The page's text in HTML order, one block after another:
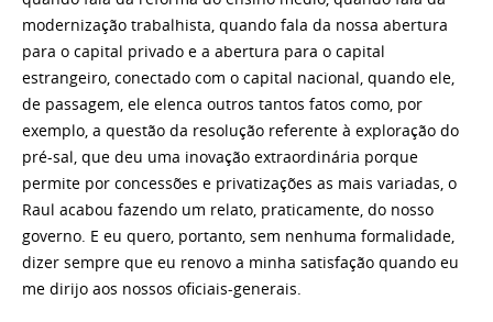
modernização trabalhista, quando fala da nossa abertura
para o capital privado e a abertura para o capital
estrangeiro, conectado com o capital nacional, quando ele,
de passagem, ele elenca outros tantos fatos como, por
exemplo, a questão da resolução referente à exploração do
pré-sal, que deu uma inovação extraordinária porque
permite por concessões e privatizações as mais variadas, o
Raul acabou fazendo um relato, praticamente, do nosso
governo. E eu quero, portanto, sem nenhuma formalidade,
dizer sempre que eu renovo a minha satisfação quando eu
me dirijo aos nossos oficiais-generais.